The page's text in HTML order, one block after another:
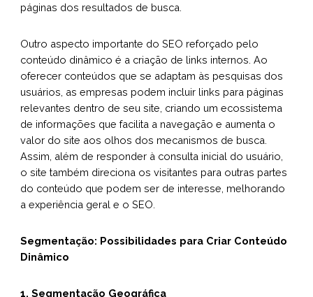
páginas dos resultados de busca.
Outro aspecto importante do SEO reforçado pelo
conteúdo dinâmico é a criação de links internos. Ao
oferecer conteúdos que se adaptam às pesquisas dos
usuários, as empresas podem incluir links para páginas
relevantes dentro de seu site, criando um ecossistema
de informações que facilita a navegação e aumenta o
valor do site aos olhos dos mecanismos de busca.
Assim, além de responder à consulta inicial do usuário,
o site também direciona os visitantes para outras partes
do conteúdo que podem ser de interesse, melhorando
a experiência geral e o SEO.
Segmentação: Possibilidades para Criar Conteúdo
Dinâmico
1. Segmentação Geográfica